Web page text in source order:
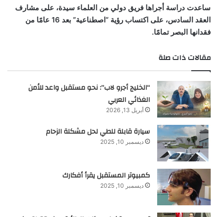
ساعدت دراسة أجراها فريق دولي من العلماء سيدة، على مشارف
العقد السادس، على اكتساب رؤية “اصطناعية” بعد 16 عامًا من
فقدانها البصر تمامًا.
مقالات ذات صلة
“الخليج أجرو لاب”: نحو مستقبل واعد للأمن
الغذائي العربي
أبريل 13, 2026
سيارة قابلة للطي لحل مشكلة الزحام
ديسمبر 10, 2025
كمبيوتر المستقبل يقرأ أفكارك
ديسمبر 10, 2025